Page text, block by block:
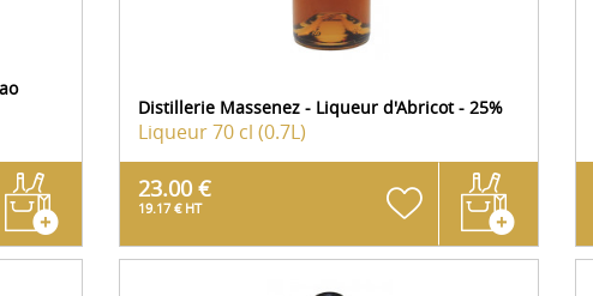
Distillerie Massenez - Liqueur d'Abricot - 25%
Liqueur70 cl (0.7L)
23.00 €
19.17 € HT